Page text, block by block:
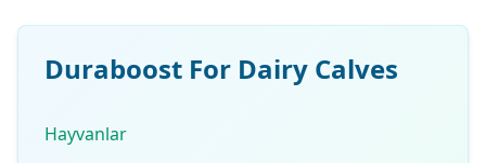
Duraboost For Dairy Calves
Hayvanlar